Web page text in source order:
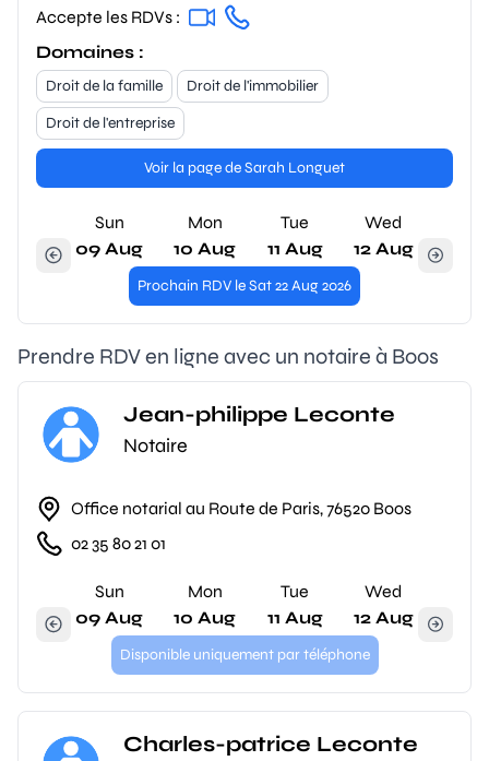
Accepte les RDVs :
Domaines :
Droit de la famille
Droit de l'immobilier
Droit de l'entreprise
Voir la page de Sarah Longuet
Sun
09 Aug
Mon
10 Aug
Tue
11 Aug
Wed
12 Aug
Prochain RDV le Sat 22 Aug 2026
Prendre RDV en ligne avec un notaire à Boos
Jean-philippe Leconte
Notaire
Office notarial au Route de Paris, 76520 Boos
02 35 80 21 01
Sun
09 Aug
Mon
10 Aug
Tue
11 Aug
Wed
12 Aug
Disponible uniquement par téléphone
Charles-patrice Leconte